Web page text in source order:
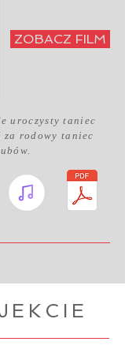
uroczysty taniec
za rodowy taniec
ZOBACZ FILM